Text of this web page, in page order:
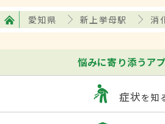
愛知県 新上挙母駅 消
悩みに寄り添うア
症状を知